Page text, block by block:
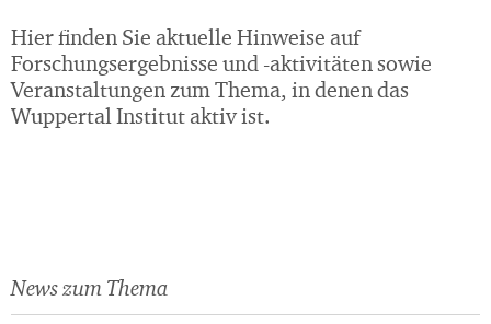
Wirtschaft
Hier finden Sie aktuelle Hinweise auf
Forschungsergebnisse und -aktivitäten sowie
Veranstaltungen zum Thema, in denen das
Wuppertal Institut aktiv ist.
News zum Thema